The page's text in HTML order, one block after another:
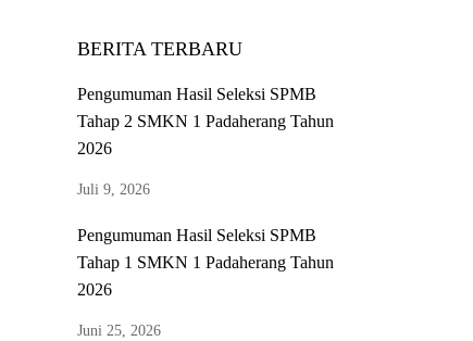
BERITA TERBARU
Pengumuman Hasil Seleksi SPMB
Tahap 2 SMKN 1 Padaherang Tahun
2026
Juli 9, 2026
Pengumuman Hasil Seleksi SPMB
Tahap 1 SMKN 1 Padaherang Tahun
2026
Juni 25, 2026